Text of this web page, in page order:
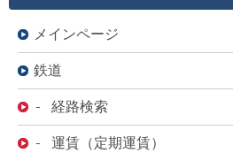
メインページ
鉄道
- 経路検索
- 運賃（定期運賃）